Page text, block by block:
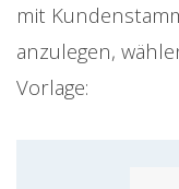
mit
anzulegen,
Vorlage: